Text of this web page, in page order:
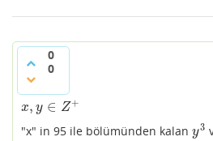
0
0
x, y ∈ Z+
x,y ∈ Z+
"x" in 95 ile bölümünden kalan y3
y3